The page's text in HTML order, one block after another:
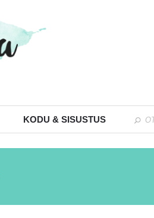
KODU & SISUSTUS